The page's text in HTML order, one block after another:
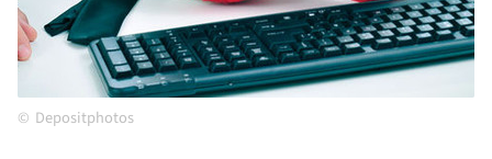
Depositphotos